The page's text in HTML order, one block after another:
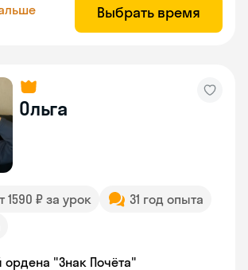
Выбрать время
Ольга
1590 ₽ за урок
31 год опыта
ордена "Знак Почёта"